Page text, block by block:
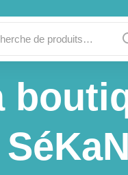
SéKaN